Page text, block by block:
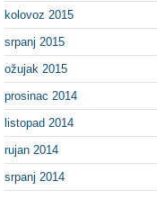
kolovoz 2015
srpanj 2015
ožujak 2015
prosinac 2014
listopad 2014
rujan 2014
srpanj 2014